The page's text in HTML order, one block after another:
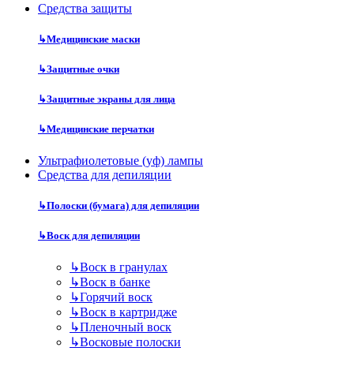
Средства защиты
↳Медицинские маски
↳Защитные очки
↳Защитные экраны для лица
↳Медицинские перчатки
Ультрафиолетовые (уф) лампы
Средства для депиляции
↳Полоски (бумага) для депиляции
↳Воск для депиляции
↳Воск в гранулах
↳Воск в банке
↳Горячий воск
↳Воск в картридже
↳Пленочный воск
↳Восковые полоски